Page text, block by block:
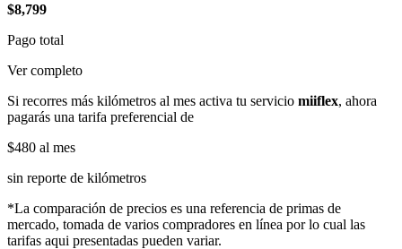
$8,799
Pago total
Ver completo
Si recorres más kilómetros al mes activa tu servicio miiflex, ahora
pagarás una tarifa preferencial de
$480 al mes
sin reporte de kilómetros
*La comparación de precios es una referencia de primas de
mercado, tomada de varios compradores en línea por lo cual las
tarifas aqui presentadas pueden variar.